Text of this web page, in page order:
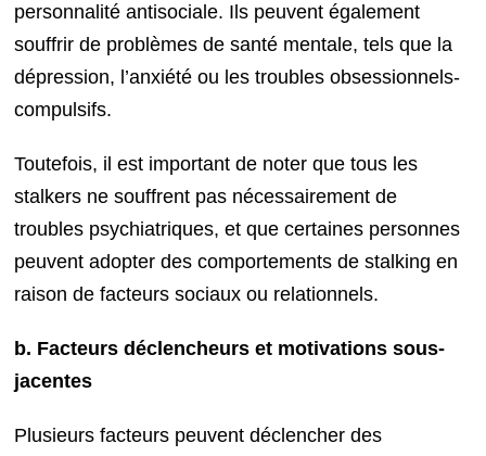
personnalité antisociale. Ils peuvent également
souffrir de problèmes de santé mentale, tels que la
dépression, l’anxiété ou les troubles obsessionnels-
compulsifs.
Toutefois, il est important de noter que tous les
stalkers ne souffrent pas nécessairement de
troubles psychiatriques, et que certaines personnes
peuvent adopter des comportements de stalking en
raison de facteurs sociaux ou relationnels.
b. Facteurs déclencheurs et motivations sous-
jacentes
Plusieurs facteurs peuvent déclencher des